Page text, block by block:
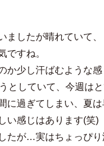
ましたが晴れていて、
ですね。
か少し汗ばむような感
としていて、今週はと
に過ぎてしまい、夏
い感じはあります(笑)
たが…実はちょっぴ